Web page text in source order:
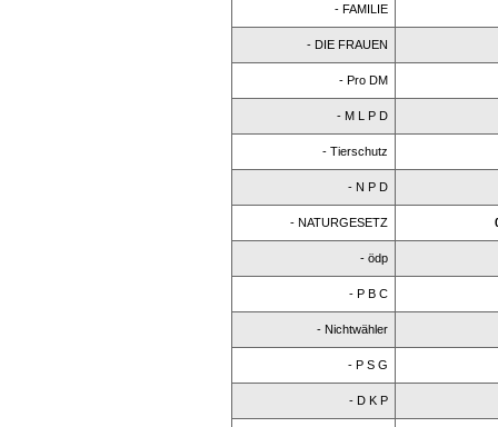
- FAMILIE
- DIE FRAUEN
- Pro DM
- M L P D
- Tierschutz
- N P D
- NATURGESETZ
- ödp
- P B C
- Nichtwähler
- P S G
- D K P